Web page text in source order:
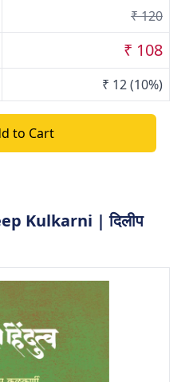
₹ 120
₹ 108
₹ 12(10%)
to Cart
Kulkarni | दिलीप